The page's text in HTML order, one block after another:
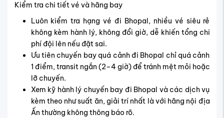
Kiểm tra chi tiết vé và hãng bay
Luôn kiểm tra hạng vé đi Bhopal, nhiều vé siêu rẻ
không kèm hành lý, không đổi giờ, dễ khiến tổng chi
phí đội lên nếu đặt sai.
Ưu tiên chuyến bay quá cảnh đi Bhopal chỉ quá cảnh
1 điểm, transit ngắn (2–4 giờ) để tránh mệt mỏi hoặc
lỡ chuyến.
Xem kỹ hành lý chuyến bay đi Bhopal và các dịch vụ
kèm theo như suất ăn, giải trí nhất là với hãng nội địa
Ấn thường không thông báo rõ.